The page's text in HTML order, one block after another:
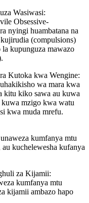
Wasiwasi:
Obsessive-
nyingi huambatana na
(compulsions)
kupunguza mawazo
Kutoka kwa Wengine:
wa mara kwa
kitu kiko sawa au kuwa
kuwa mzigo kwa watu
kwa muda mrefu.
kumfanya mtu
kuchelewesha kufanya
za Kijamii:
kumfanya mtu
kijamii ambazo hapo